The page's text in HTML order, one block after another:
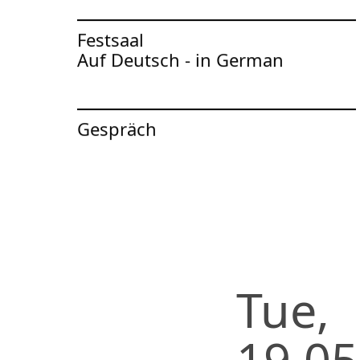
Festsaal
Auf Deutsch - in German
To the artist page of
Gespräch
Tue,